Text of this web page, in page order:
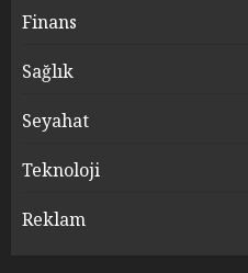
Finans
Sağlık
Seyahat
Teknoloji
Reklam